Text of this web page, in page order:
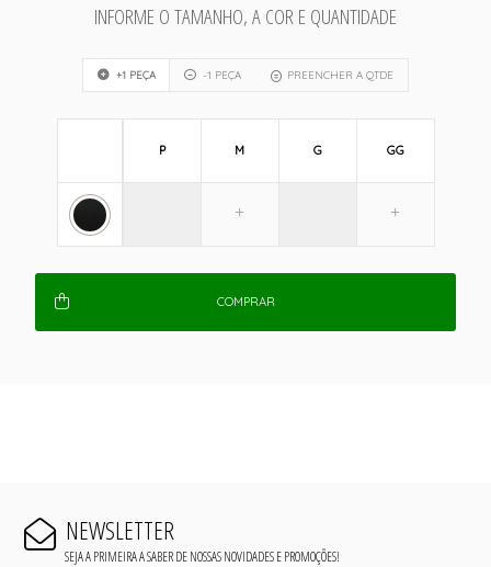
INFORME O TAMANHO, A COR E QUANTIDADE
+1 PEÇA -1 PEÇA PREENCHER A QTDE
P M G GG
COMPRAR
NEWSLETTER
SEJA A PRIMEIRA A SABER DE NOSSAS NOVIDADES E PROMOÇÕES!